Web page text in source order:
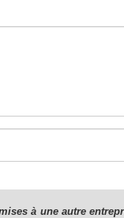
à une autre